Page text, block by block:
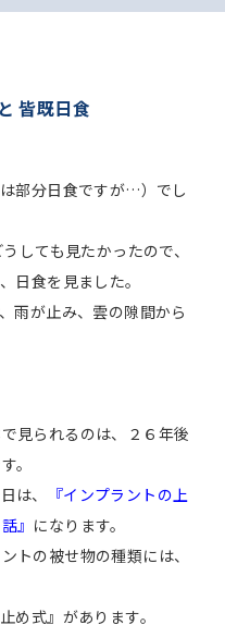
皆既日食
部分日食ですが…）でし
しても見たかったので、
日食を見ました。
雨が止み、雲の隙間から
見られるのは、２６年後
。
は、
『インプラントの上
』 になります。
トの被せ物の種類には、
め式』 があります。